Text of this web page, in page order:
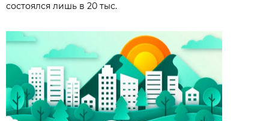
состоялся лишь в 20 тыс.